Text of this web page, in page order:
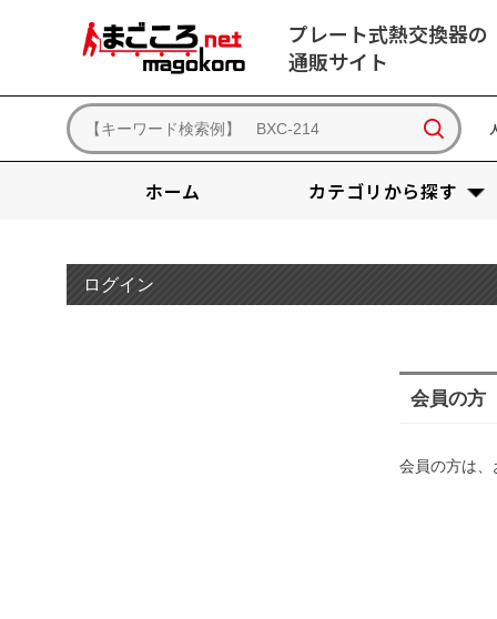
プレート式熱交換器の
通販サイト
ホーム カテゴリから探す
ログイン
会員の方
会員の方は